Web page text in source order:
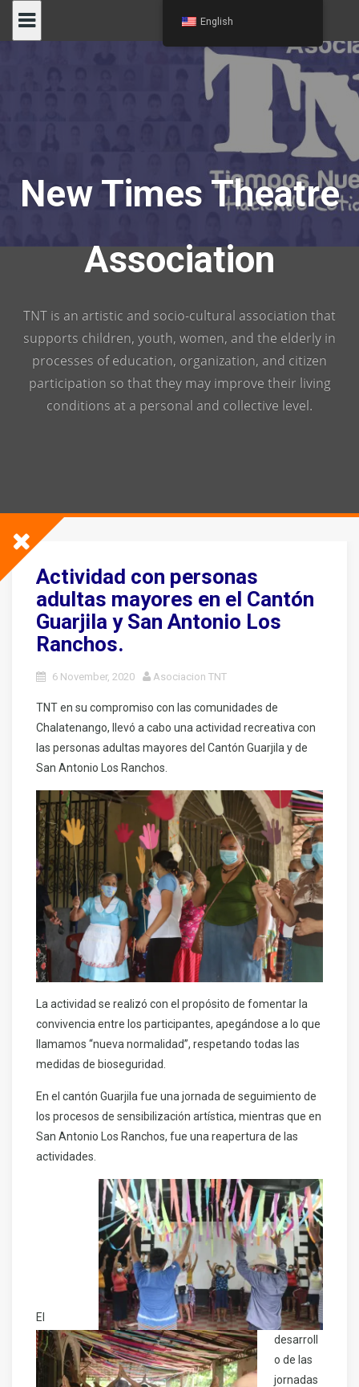
New Times Theatre
Association
TNT is an artistic and socio-cultural association that
supports children, youth, women, and the elderly in
processes of education, organization, and citizen
participation so that they may improve their living
conditions at a personal and collective level.
Actividad con personas
adultas mayores en el Cantón
Guarjila y San Antonio Los
Ranchos.
6 November, 2020 Asociacion TNT
TNT en su compromiso con las comunidades de
Chalatenango, llevó a cabo una actividad recreativa con
las personas adultas mayores del Cantón Guarjila y de
San Antonio Los Ranchos.
La actividad se realizó con el propósito de fomentar la
convivencia entre los participantes, apegándose a lo que
llamamos “nueva normalidad”, respetando todas las
medidas de bioseguridad.
En el cantón Guarjila fue una jornada de seguimiento de
los procesos de sensibilización artística, mientras que en
San Antonio Los Ranchos, fue una reapertura de las
actividades.
El
desarroll
o de las
jornadas
English